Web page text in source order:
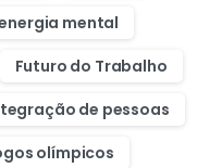
mental
Futuro do Trabalho
de pessoas
olímpicos